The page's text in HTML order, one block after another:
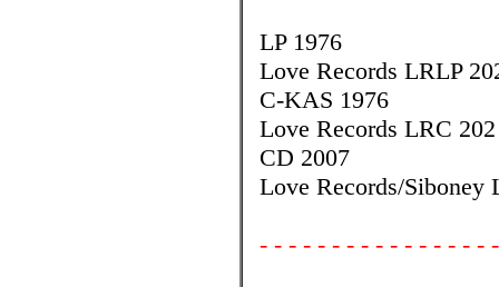
LP 1976
Love Records LRLP
C-KAS 1976
Love Records LRC 202
CD 2007
Love Records/Siboney
- - - - - - - - - - - - - - - - -